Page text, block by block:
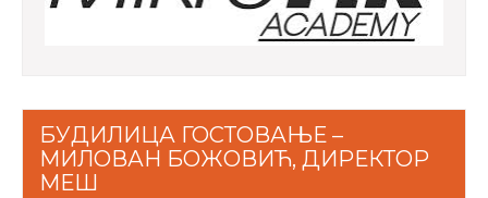
БУДИЛИЦА ГОСТОВАЊЕ –
МИЛОВАН БОЖОВИЋ, ДИРЕКТОР
МЕШ